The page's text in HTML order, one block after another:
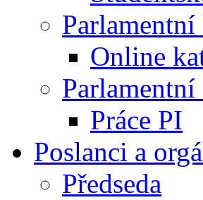
Online
Práce PI
Poslanci a
Předseda